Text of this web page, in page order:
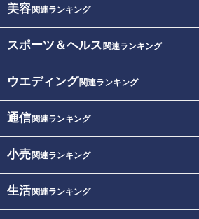
美容関連ランキング
スポーツ＆ヘルス 関連ランキング
ウエディング関連ランキング
通信関連ランキング
小売関連ランキング
生活関連ランキング